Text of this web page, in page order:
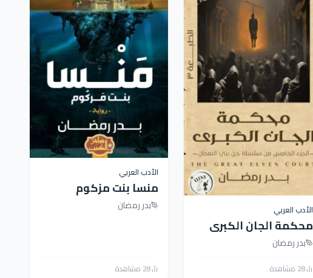
الأدب العربي
محكمة الجان الكبرى
بدر رمضان
28 مشاهدة
الأدب العربي
منسا بنت مزكوم
بدر رمضان
28 مشاهدة